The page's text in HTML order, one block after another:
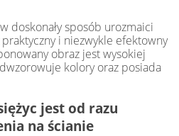
doskonały sposób urozmaici
i niezwykle efektowny
obraz jest wysokiej
kolory oraz posiada
jest od razu
na ścianie